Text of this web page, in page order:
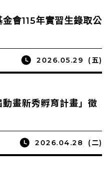
會115年實習生錄取公
2026.05.29 (五)
畫新秀孵育計畫」徵
2026.04.28 (二)